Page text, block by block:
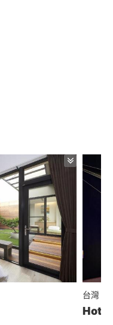
台灣 ·
Hotel